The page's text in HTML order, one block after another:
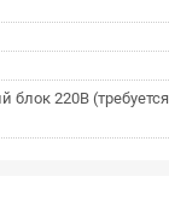
блок 220В